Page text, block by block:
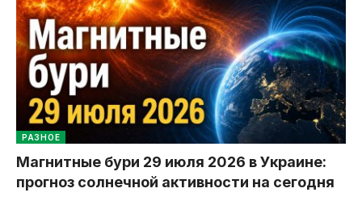
РАЗНОЕ
Магнитные бури 29 июля 2026 в Украине:
прогноз солнечной активности на сегодня